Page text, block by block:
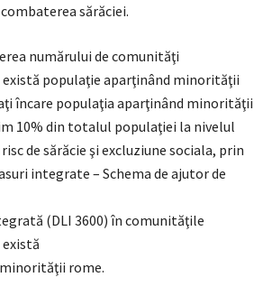
sărăciei.
numărului de comunităţi
populaţie aparţinând minorităţii
încare populaţia aparţinând minorităţii
10% din totalul populaţiei la nivelul
de sărăcie şi excluziune sociala, prin
integrate – Schema de ajutor de
(DLI 3600) în comunităţile
rome.